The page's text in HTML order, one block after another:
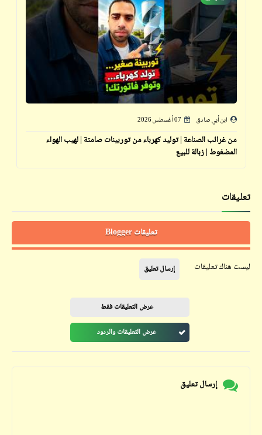
ابن أبي صادق 07 أغسطس 2026
من غرائب الصناعة | توليد كهرباء من توربينات صامتة | لهيب الهواء
المضغوط | زبالة للبيع
تعليقات
تعليقات Blogger
ليست هناك تعليقات إرسال تعليق
عرض التعليقات فقط
عرض التعليقات والردود
إرسال تعليق